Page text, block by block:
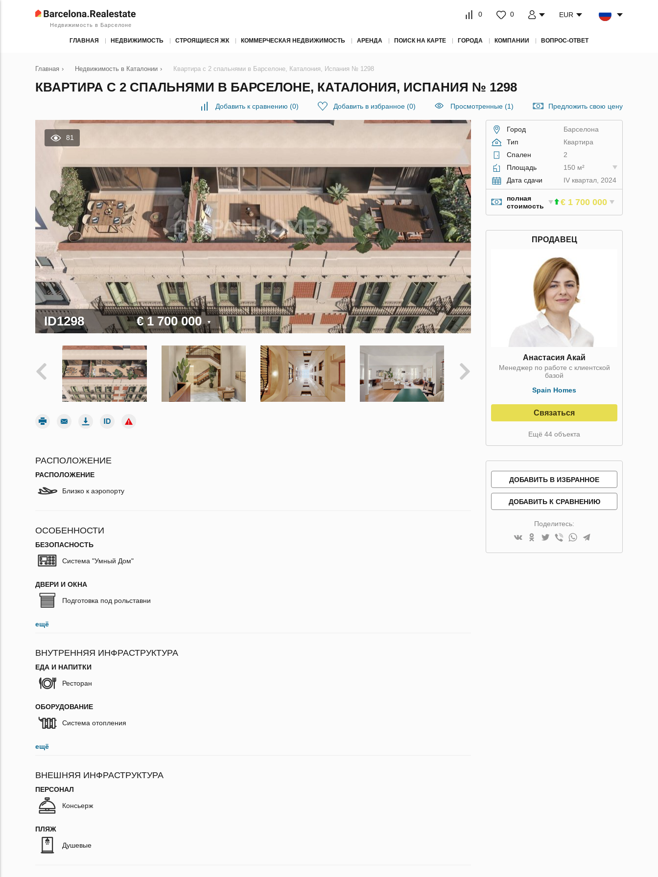
Недвижимость в Барселоне
0 0 EUR
ГЛАВНАЯ НЕДВИЖИМОСТЬ СТРОЯЩИЕСЯ ЖК КОММЕРЧЕСКАЯ НЕДВИЖИМОСТЬ АРЕНДА ПОИСК НА КАРТЕ ГОРОДА КОМПАНИИ ВОПРОС-ОТВЕТ
Главная › Недвижимость в Каталонии › Квартира с 2 спальнями в Барселоне, Каталония, Испания № 1298
КВАРТИРА С 2 СПАЛЬНЯМИ В БАРСЕЛОНЕ, КАТАЛОНИЯ, ИСПАНИЯ № 1298
Добавить к сравнению (0) Добавить в избранное (0) Просмотренные (1) Предложить свою цену
81
ID1298 € 1 700 000
РАСПОЛОЖЕНИЕ
РАСПОЛОЖЕНИЕ
Близко к аэропорту
ОСОБЕННОСТИ
БЕЗОПАСНОСТЬ
Система "Умный Дом"
ДВЕРИ И ОКНА
Подготовка под рольставни
ещё
ВНУТРЕННЯЯ ИНФРАСТРУКТУРА
ЕДА И НАПИТКИ
Ресторан
ОБОРУДОВАНИЕ
Система отопления
ещё
ВНЕШНЯЯ ИНФРАСТРУКТУРА
ПЕРСОНАЛ
Консьерж
ПЛЯЖ
Душевые
Город
Барселона
Тип
Квартира
Спален
2
Площадь
150 м²
Дата сдачи
IV квартал, 2024
полная
стоимость
€ 1 700 000
ПРОДАВЕЦ
Анастасия Акай
Менеджер по работе с клиентской
базой
Spain Homes
Связаться
Ещё 44 объекта
ДОБАВИТЬ В ИЗБРАННОЕ
ДОБАВИТЬ К СРАВНЕНИЮ
Поделитесь: